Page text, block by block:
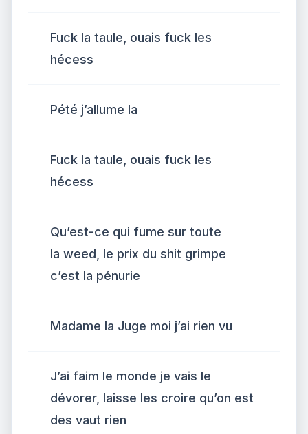
Fuck la taule, ouais fuck les
hécess
Pété j’allume la
Fuck la taule, ouais fuck les
hécess
Qu’est-ce qui fume sur toute
la weed, le prix du shit grimpe
c’est la pénurie
Madame la Juge moi j’ai rien vu
J’ai faim le monde je vais le
dévorer, laisse les croire qu’on est
des vaut rien